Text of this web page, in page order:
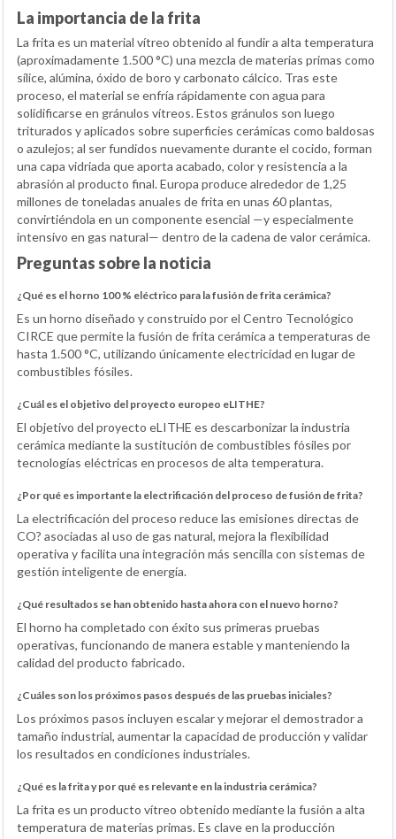
La importancia de la frita
La frita es un material vítreo obtenido al fundir a alta temperatura
(aproximadamente 1.500 °C) una mezcla de materias primas como
sílice, alúmina, óxido de boro y carbonato cálcico. Tras este
proceso, el material se enfría rápidamente con agua para
solidificarse en gránulos vítreos. Estos gránulos son luego
triturados y aplicados sobre superficies cerámicas como baldosas
o azulejos; al ser fundidos nuevamente durante el cocido, forman
una capa vidriada que aporta acabado, color y resistencia a la
abrasión al producto final. Europa produce alrededor de 1,25
millones de toneladas anuales de frita en unas 60 plantas,
convirtiéndola en un componente esencial —y especialmente
intensivo en gas natural— dentro de la cadena de valor cerámica.
Preguntas sobre la noticia
¿Qué es el horno 100 % eléctrico para la fusión de frita cerámica?
Es un horno diseñado y construido por el Centro Tecnológico
CIRCE que permite la fusión de frita cerámica a temperaturas de
hasta 1.500 °C, utilizando únicamente electricidad en lugar de
combustibles fósiles.
¿Cuál es el objetivo del proyecto europeo eLITHE?
El objetivo del proyecto eLITHE es descarbonizar la industria
cerámica mediante la sustitución de combustibles fósiles por
tecnologías eléctricas en procesos de alta temperatura.
¿Por qué es importante la electrificación del proceso de fusión de frita?
La electrificación del proceso reduce las emisiones directas de
CO? asociadas al uso de gas natural, mejora la flexibilidad
operativa y facilita una integración más sencilla con sistemas de
gestión inteligente de energía.
¿Qué resultados se han obtenido hasta ahora con el nuevo horno?
El horno ha completado con éxito sus primeras pruebas
operativas, funcionando de manera estable y manteniendo la
calidad del producto fabricado.
¿Cuáles son los próximos pasos después de las pruebas iniciales?
Los próximos pasos incluyen escalar y mejorar el demostrador a
tamaño industrial, aumentar la capacidad de producción y validar
los resultados en condiciones industriales.
¿Qué es la frita y por qué es relevante en la industria cerámica?
La frita es un producto vítreo obtenido mediante la fusión a alta
temperatura de materias primas. Es clave en la producción